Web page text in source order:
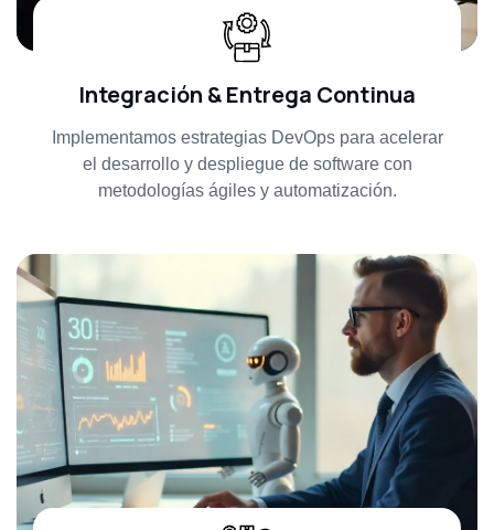
Integración & Entrega Continua
Implementamos estrategias DevOps para acelerar
el desarrollo y despliegue de software con
metodologías ágiles y automatización.